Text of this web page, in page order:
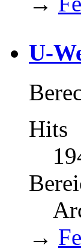
U-
Hits
→